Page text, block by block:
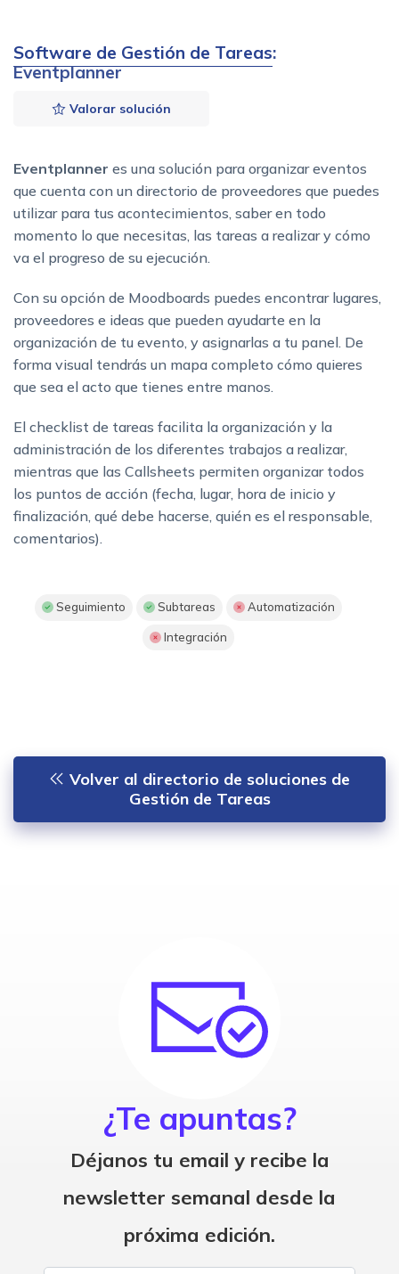
Software de Gestión de Tareas:
Eventplanner
Valorar solución
Eventplanner es una solución para organizar eventos
que cuenta con un directorio de proveedores que puedes
utilizar para tus acontecimientos, saber en todo
momento lo que necesitas, las tareas a realizar y cómo
va el progreso de su ejecución.
Con su opción de Moodboards puedes encontrar lugares,
proveedores e ideas que pueden ayudarte en la
organización de tu evento, y asignarlas a tu panel. De
forma visual tendrás un mapa completo cómo quieres
que sea el acto que tienes entre manos.
El checklist de tareas facilita la organización y la
administración de los diferentes trabajos a realizar,
mientras que las Callsheets permiten organizar todos
los puntos de acción (fecha, lugar, hora de inicio y
finalización, qué debe hacerse, quién es el responsable,
comentarios).
Seguimiento Subtareas Automatización
Integración
Volver al directorio de soluciones de
Gestión de Tareas
¿Te apuntas?
Déjanos tu email y recibe la
newsletter semanal desde la
próxima edición.